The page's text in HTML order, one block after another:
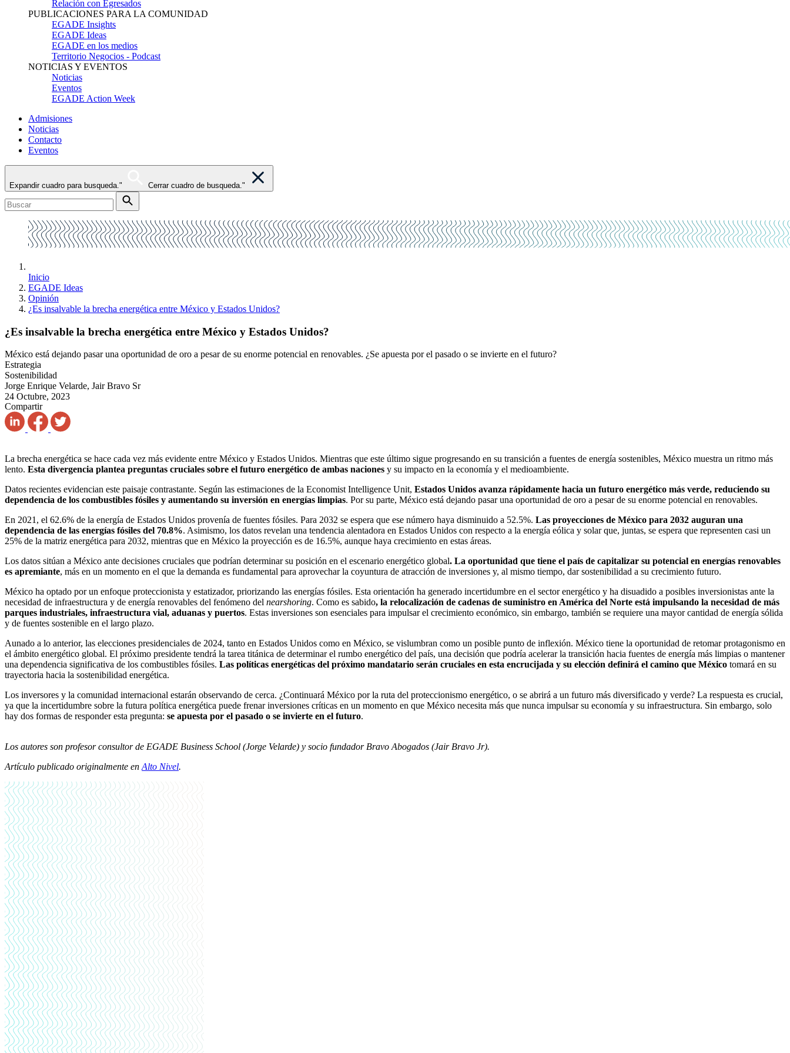
Relación con Egresados
PUBLICACIONES PARA LA COMUNIDAD
EGADE Insights
EGADE Ideas
EGADE en los medios
Territorio Negocios - Podcast
NOTICIAS Y EVENTOS
Noticias
Eventos
EGADE Action Week
Admisiones
Noticias
Contacto
Eventos
Expandir cuadro para busqueda." Cerrar cuadro de busqueda."
Inicio
EGADE Ideas
Opinión
¿Es insalvable la brecha energética entre México y Estados Unidos?
¿Es insalvable la brecha energética entre México y Estados Unidos?
México está dejando pasar una oportunidad de oro a pesar de su enorme potencial en renovables. ¿Se apuesta por el pasado o se invierte en el futuro?
Estrategia
Sostenibilidad
Jorge Enrique Velarde, Jair Bravo Sr
24 Octubre, 2023
Compartir
La brecha energética se hace cada vez más evidente entre México y Estados Unidos. Mientras que este último sigue progresando en su transición a fuentes de energía sostenibles, México muestra un ritmo más
lento. Esta divergencia plantea preguntas cruciales sobre el futuro energético de ambas naciones y su impacto en la economía y el medioambiente.
Datos recientes evidencian este paisaje contrastante. Según las estimaciones de la Economist Intelligence Unit, Estados Unidos avanza rápidamente hacia un futuro energético más verde, reduciendo su
dependencia de los combustibles fósiles y aumentando su inversión en energías limpias. Por su parte, México está dejando pasar una oportunidad de oro a pesar de su enorme potencial en renovables.
En 2021, el 62.6% de la energía de Estados Unidos provenía de fuentes fósiles. Para 2032 se espera que ese número haya disminuido a 52.5%. Las proyecciones de México para 2032 auguran una
dependencia de las energías fósiles del 70.8%. Asimismo, los datos revelan una tendencia alentadora en Estados Unidos con respecto a la energía eólica y solar que, juntas, se espera que representen casi un
25% de la matriz energética para 2032, mientras que en México la proyección es de 16.5%, aunque haya crecimiento en estas áreas.
Los datos sitúan a México ante decisiones cruciales que podrían determinar su posición en el escenario energético global. La oportunidad que tiene el país de capitalizar su potencial en energías renovables
es apremiante, más en un momento en el que la demanda es fundamental para aprovechar la coyuntura de atracción de inversiones y, al mismo tiempo, dar sostenibilidad a su crecimiento futuro.
México ha optado por un enfoque proteccionista y estatizador, priorizando las energías fósiles. Esta orientación ha generado incertidumbre en el sector energético y ha disuadido a posibles inversionistas ante la
necesidad de infraestructura y de energía renovables del fenómeno del nearshoring. Como es sabido, la relocalización de cadenas de suministro en América del Norte está impulsando la necesidad de más
parques industriales, infraestructura vial, aduanas y puertos. Estas inversiones son esenciales para impulsar el crecimiento económico, sin embargo, también se requiere una mayor cantidad de energía sólida
y de fuentes sostenible en el largo plazo.
Aunado a lo anterior, las elecciones presidenciales de 2024, tanto en Estados Unidos como en México, se vislumbran como un posible punto de inflexión. México tiene la oportunidad de retomar protagonismo en
el ámbito energético global. El próximo presidente tendrá la tarea titánica de determinar el rumbo energético del país, una decisión que podría acelerar la transición hacia fuentes de energía más limpias o mantener
una dependencia significativa de los combustibles fósiles. Las políticas energéticas del próximo mandatario serán cruciales en esta encrucijada y su elección definirá el camino que México tomará en su
trayectoria hacia la sostenibilidad energética.
Los inversores y la comunidad internacional estarán observando de cerca. ¿Continuará México por la ruta del proteccionismo energético, o se abrirá a un futuro más diversificado y verde? La respuesta es crucial,
ya que la incertidumbre sobre la futura política energética puede frenar inversiones críticas en un momento en que México necesita más que nunca impulsar su economía y su infraestructura. Sin embargo, solo
hay dos formas de responder esta pregunta: se apuesta por el pasado o se invierte en el futuro.
Los autores son profesor consultor de EGADE Business School (Jorge Velarde) y socio fundador Bravo Abogados (Jair Bravo Jr).
Artículo publicado originalmente enAlto Nivel.